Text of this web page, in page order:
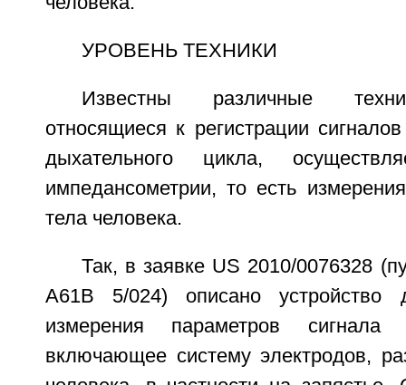
УРОВЕНЬ ТЕХНИКИ
Известны различные
относящиеся к регистрации
дыхательного цикла,
импедансометрии, то есть
тела человека.
Так, в заявке US 2010/0076328
А61В 5/024) описано устройство
измерения параметров сигнала
включающее систему электродов,